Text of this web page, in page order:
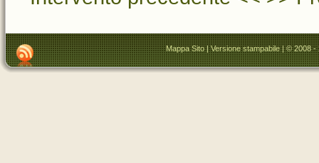
Mappa Sito|Versione stampabile| © 2008 -